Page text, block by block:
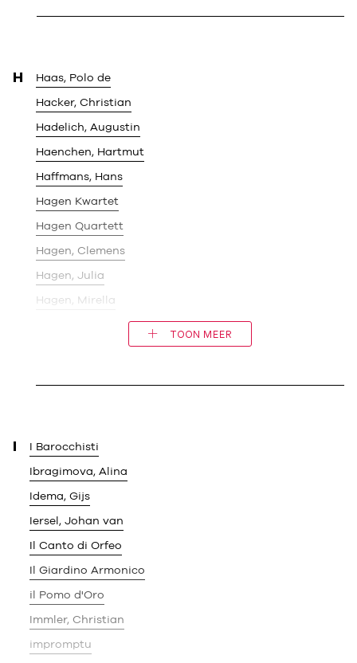
H Haas, Polo de
Hacker, Christian
Hadelich, Augustin
Haenchen, Hartmut
Haffmans, Hans
Hagen Kwartet
Hagen Quartett
Hagen, Clemens
Hagen, Julia
Hagen, Mirella
TOON MEER
I Barocchisti
Ibragimova, Alina
Idema, Gijs
Iersel, Johan van
Il Canto di Orfeo
Il Giardino Armonico
il Pomo d'Oro
Immler, Christian
impromptu